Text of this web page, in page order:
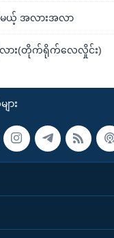
င်မယ့် အလားအလာ
ြီလား(တိုက်ရိုက်လေလှိုင်း)
ား